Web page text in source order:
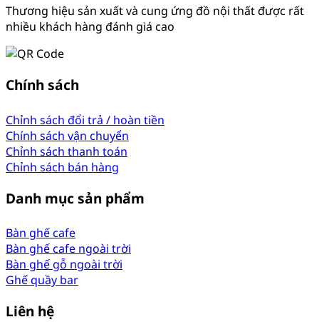
Thương hiệu sản xuất và cung ứng đồ nội thất được rất
nhiều khách hàng đánh giá cao
Chính sách
Chỉnh sách đổi trả / hoàn tiền
Chính sách vận chuyển
Chỉnh sách thanh toán
Chỉnh sách bán hàng
Danh mục sản phẩm
Bàn ghế cafe
Bàn ghế cafe ngoài trời
Bàn ghế gỗ ngoài trời
Ghế quầy bar
Liên hệ